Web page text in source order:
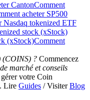
CantonComment
acheter SP500
Nasdaq tokenized ETF
stock (xStock)
(xStock)Comment
(COINS) ? Commencez
marché et conseils
votre Coin
Lire Guides / VisiterBlog